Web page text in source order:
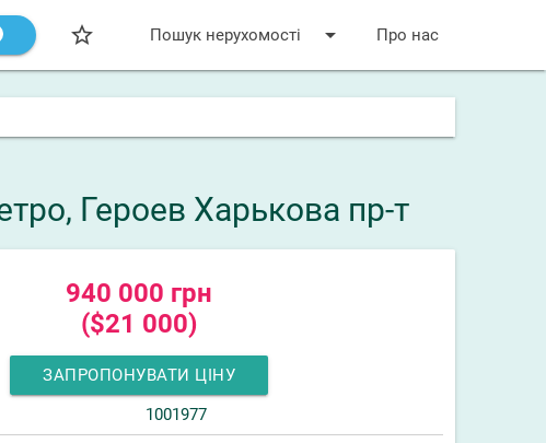
star_bordered arrow_drop_down
Пошук нерухомості Про нас
Героев Харькова пр-т
940 000 грн
($21 000)
ЗАПРОПОНУВАТИ ЦІНУ
1001977